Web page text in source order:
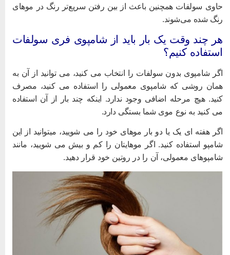
سولفات همچنین باعث از بین رفتن سریع‌تر رنگ در موهای
شده می‌شوند.
چند وقت یک بار باید از شامپوی فری سولفات
کنیم؟
شامپوی بدون سولفات را انتخاب می کنید، می توانید از آن به
روشی که شامپوی معمولی را استفاده می کنید، مصرف
هیچ مرحله اضافی وجود ندارد. اینکه چند بار از آن استفاده
کنید به نوع موی شما بستگی دارد.
هفته ای یک یا دو بار موهای خود را می شویید، ميتوانيد از اين
استفاده كنيد. اگر موهایتان را کم و بیش می شویید، مانند
معمولی، آن را در روتين خود قرار دهید.